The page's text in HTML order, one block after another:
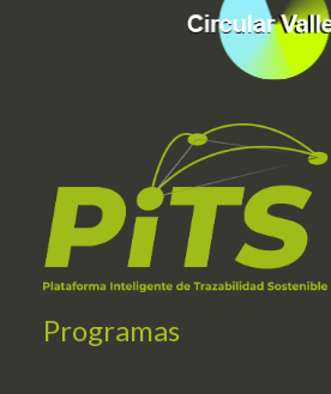
Programas